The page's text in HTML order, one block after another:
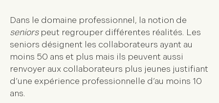
Dans le domaine professionnel, la notion de
seniorspeut regrouper différentes réalités. Les
seniors désignent les collaborateurs ayant au
moins 50 ans et plus mais ils peuvent aussi
renvoyer aux collaborateurs plus jeunes justifiant
d’une expérience professionnelle d’au moins 10
ans.